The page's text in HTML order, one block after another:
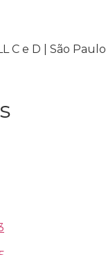
C e D | São Paulo